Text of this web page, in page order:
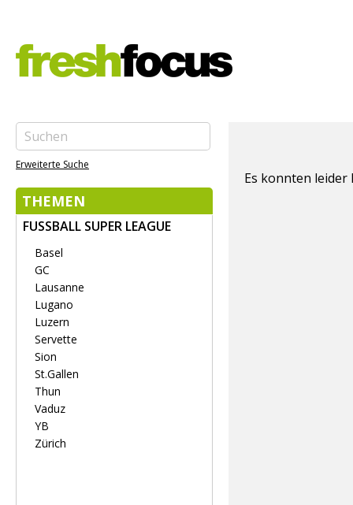
Erweiterte Suche
THEMEN
FUSSBALL SUPER LEAGUE
Basel
GC
Lausanne
Lugano
Luzern
Servette
Sion
St.Gallen
Thun
Vaduz
YB
Zürich
Es konnten